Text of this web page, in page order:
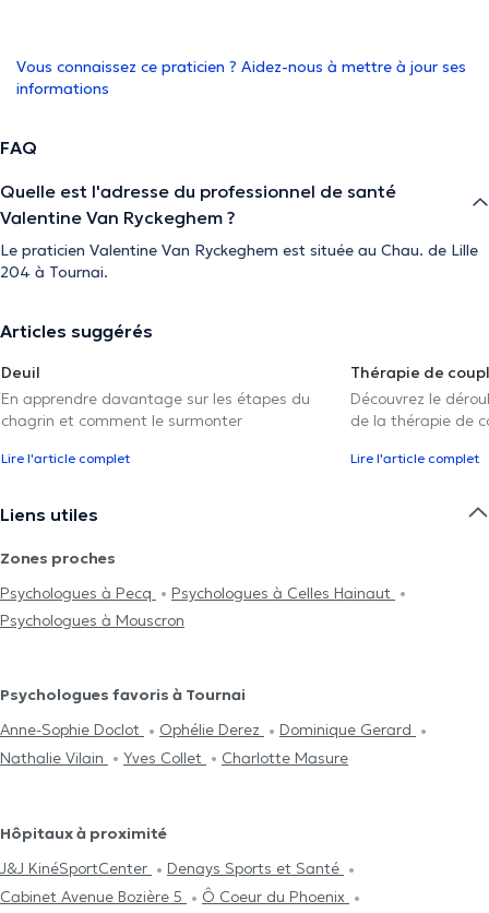
Vous connaissez ce praticien ? Aidez-nous à mettre à jour ses
informations
FAQ
Quelle est l'adresse du professionnel de santé
Valentine Van Ryckeghem ?
Le praticien Valentine Van Ryckeghem est située au Chau. de Lille
204 à Tournai.
Articles suggérés
Deuil
En apprendre davantage sur les étapes du
chagrin et comment le surmonter
Lire l'article complet
Thérapie de
Découvrez le
de la thérapie de
Lire l'article complet
Liens utiles
Zones proches
Psychologues à Pecq
Psychologues à Celles Hainaut
Psychologues à Mouscron
Psychologues favoris à Tournai
Anne-Sophie Doclot
Ophélie Derez
Dominique Gerard
Nathalie Vilain
Yves Collet Charlotte Masure
Hôpitaux à proximité
J&J KinéSportCenter
Denays Sports et Santé
Cabinet Avenue Bozière 5
Ô Coeur du Phoenix